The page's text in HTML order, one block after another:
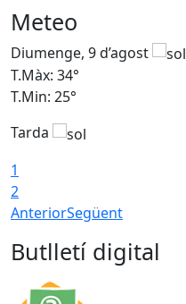
Meteo
Diumenge, 9 d’agost
T.Màx: 34°
T.Min: 25°
Tarda
1
2
AnteriorSegüent
Butlletí digital